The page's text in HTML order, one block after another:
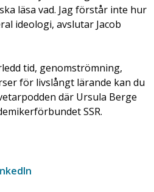
läsa vad. Jag förstår inte hur
ideologi, avslutar Jacob
tid, genomströmning,
för livslångt lärande kan du
där Ursula Berge
SSR.